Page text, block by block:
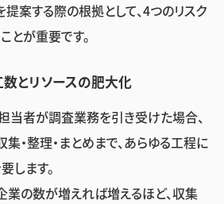
案する際の根拠として、4つのリスク
とが重要です。
とリソースの肥大化
当者が調査業務を引き受けた場合、
・整理・まとめまで、あらゆる工程に
します。
の数が増えれば増えるほど、収集